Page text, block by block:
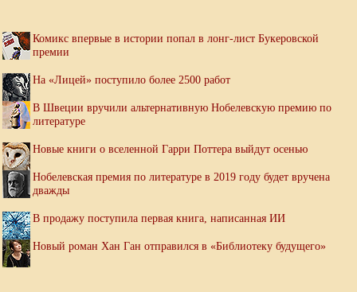
Комикс впервые в истории попал в лонг-лист Букеровской
премии
На «Лицей» поступило более 2500 работ
В Швеции вручили альтернативную Нобелевскую премию по
литературе
Новые книги о вселенной Гарри Поттера выйдут осенью
Нобелевская премия по литературе в 2019 году будет вручена
дважды
В продажу поступила первая книга, написанная ИИ
Новый роман Хан Ган отправился в «Библиотеку будущего»